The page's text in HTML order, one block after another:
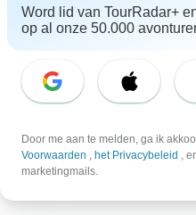
Vanaf
Marokko
Bali
Filippijnen
Word lid van TourRadar+
op al onze 50.000
Door me aan te melden, ga ik
Voorwaarden , het Privacybeleid ,
marketingmails.